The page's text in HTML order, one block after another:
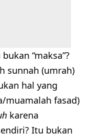
“maksa”?
sunnah (umrah)
hal yang
muamalah fasad)
karena
Itu bukan